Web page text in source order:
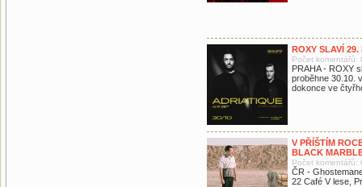
ROXY SLAVÍ
Počet komentářů:
PRAHA - ROXY
proběhne 30.10.
dokonce ve
V PŘÍŠTÍM
BLACK
Počet komentářů:
ČR -
22 Café V lese,